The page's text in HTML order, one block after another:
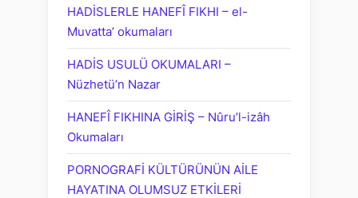
HADİSLERLE HANEFÎ FIKHI – el-
Muvatta’ okumaları
HADİS USULÜ OKUMALARI –
Nüzhetü’n Nazar
HANEFÎ FIKHINA GİRİŞ – Nûru’l-izâh
Okumaları
PORNOGRAFİ KÜLTÜRÜNÜN AİLE
HAYATINA OLUMSUZ ETKİLERİ